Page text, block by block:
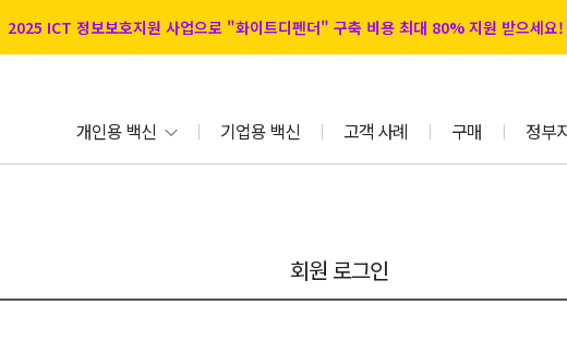
2025 ICT 정보보호지원 사업으로 "화이트디펜더" 구축 비용 최대 80% 지원 받으세요!
개인용 백신 | 기업용 백신 | 고객 사례 | 구매 | 정부
회원 로그인